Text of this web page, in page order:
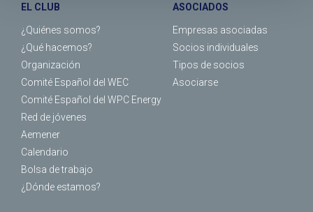
EL CLUB
¿Quiénes somos?
¿Qué hacemos?
Organización
Comité Español del WEC
Comité Español del WPC Energy
Red de jóvenes
Aemener
Calendario
Bolsa de trabajo
¿Dónde estamos?
ASOCIADOS
Empresas asociadas
Socios individuales
Tipos de socios
Asociarse